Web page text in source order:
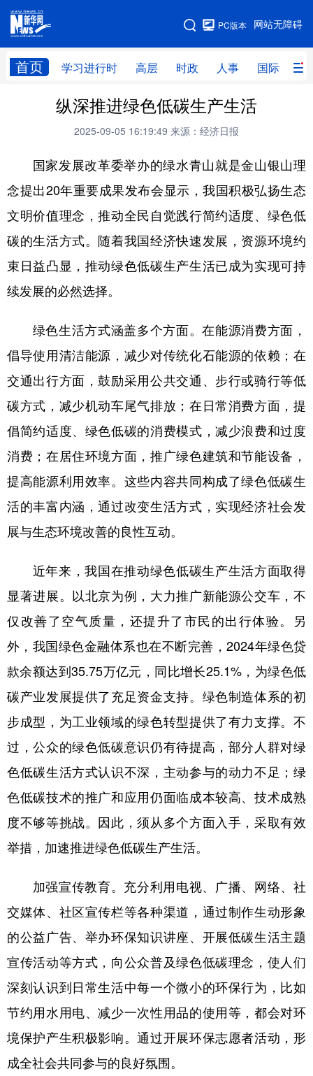
网站无障碍
PC版本
首页 学习进行时 高层 时政 人事 国际 财
网站地图
学习进行时 高层 时政
财经 网评
台湾 思客智库 全球连线 教育
科技 科创 量子 体育
文化 书画 健康 军事
学术中国 乡村振兴 银龄 溯源中国
彩票 娱乐 时尚 悦读
公益 一带一路 亚太网 上市公司
文化产业
地方频道
北京 天津
辽宁 吉林 上海 江苏
浙江 安徽 福建 江西
山东 河南 湖北 湖南
陕西 甘肃 青海 宁夏
新疆 内蒙古 黑龙江
多语种频道
English Español Français عربى
Deutsch Português
纵深推进绿色低碳生产生活
2025-09-05 16:19:49 来源：经济日报
国家发展改革委举办的绿水青山就是金山银山理
念提出20年重要成果发布会显示，我国积极弘扬生态
文明价值理念，推动全民自觉践行简约适度、绿色低
碳的生活方式。随着我国经济快速发展，资源环境约
束日益凸显，推动绿色低碳生产生活已成为实现可持
续发展的必然选择。
绿色生活方式涵盖多个方面。在能源消费方面，
倡导使用清洁能源，减少对传统化石能源的依赖；在
交通出行方面，鼓励采用公共交通、步行或骑行等低
碳方式，减少机动车尾气排放；在日常消费方面，提
倡简约适度、绿色低碳的消费模式，减少浪费和过度
消费；在居住环境方面，推广绿色建筑和节能设备，
提高能源利用效率。这些内容共同构成了绿色低碳生
活的丰富内涵，通过改变生活方式，实现经济社会发
展与生态环境改善的良性互动。
近年来，我国在推动绿色低碳生产生活方面取得
显著进展。以北京为例，大力推广新能源公交车，不
仅改善了空气质量，还提升了市民的出行体验。另
外，我国绿色金融体系也在不断完善，2024年绿色贷
款余额达到35.75万亿元，同比增长25.1%，为绿色低
碳产业发展提供了充足资金支持。绿色制造体系的初
步成型，为工业领域的绿色转型提供了有力支撑。不
过，公众的绿色低碳意识仍有待提高，部分人群对绿
色低碳生活方式认识不深，主动参与的动力不足；绿
色低碳技术的推广和应用仍面临成本较高、技术成熟
度不够等挑战。因此，须从多个方面入手，采取有效
举措，加速推进绿色低碳生产生活。
加强宣传教育。充分利用电视、广播、网络、社
交媒体、社区宣传栏等各种渠道，通过制作生动形象
的公益广告、举办环保知识讲座、开展低碳生活主题
宣传活动等方式，向公众普及绿色低碳理念，使人们
深刻认识到日常生活中每一个微小的环保行为，比如
节约用水用电、减少一次性用品的使用等，都会对环
境保护产生积极影响。通过开展环保志愿者活动，形
成全社会共同参与的良好氛围。